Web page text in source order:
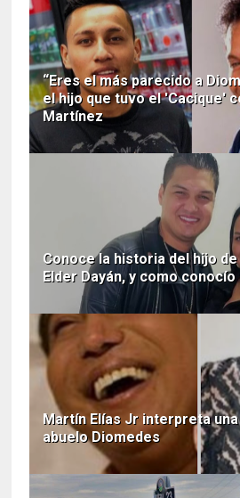
“Eres el más parecido a
el hijo que tuvo el 'Cacique'
Martínez
Conoce la historia del hijo
Elder Dayán, y como
Martín Elías Jr interpreta
abuelo Diomedes